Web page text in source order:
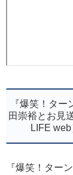
『爆笑！タ
田崇裕とお見
LIFE
『爆笑！ター